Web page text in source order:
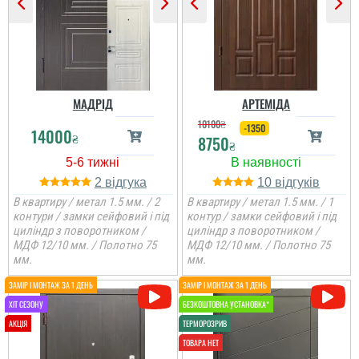
виробників, дуже дякую.
читати всі відгуки читати всі відгуки
МАДРІД
14000₴
2
В квартиру / метал 1.5 мм. / 2
контури / замки сейфовий і під
циліндр з поворотником /
МДФ 12/10 мм. / Полотно 75
мм.
АРТЕМІДА
10100₴
8750₴
-1350
10
В квартиру / метал 1.5 мм. / 1
контур / замки сейфовий і під
циліндр з поворотником /
МДФ 12/10 мм. / Полотно 75
мм.